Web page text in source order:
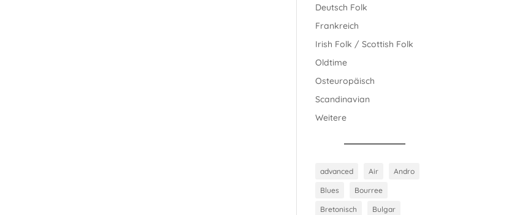
Deutsch Folk
Frankreich
Irish Folk / Scottish Folk
Oldtime
Osteuropäisch
Scandinavian
Weitere
advanced Air Andro
Blues Bourree
Bretonisch Bulgar